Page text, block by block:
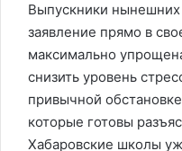
Выпускники нынешних
заявление прямо в
максимально
снизить уровень
привычной
которые готовы
Хабаровские школы